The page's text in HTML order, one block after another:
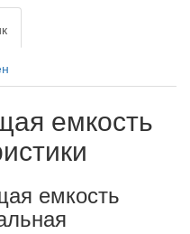
емкость
емкость